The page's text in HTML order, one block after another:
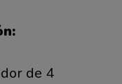
de 4